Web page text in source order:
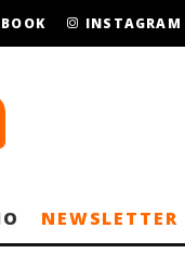
INSTAGRAM
NEWSLETTER